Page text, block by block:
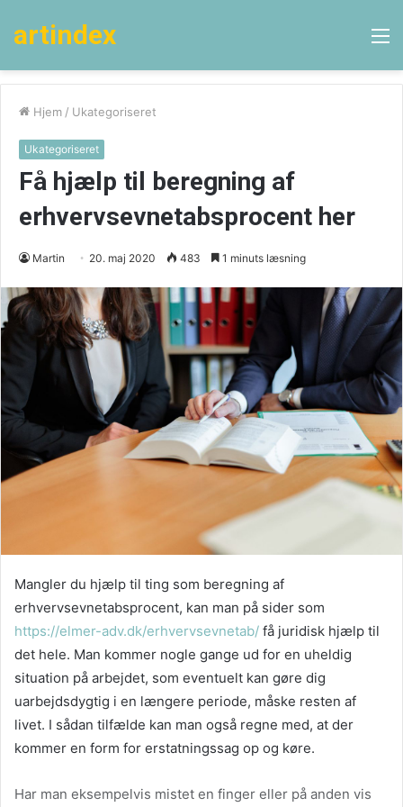
artindex
Hjem / Ukategoriseret
Ukategoriseret
Få hjælp til beregning af
erhvervsevnetabsprocent her
Martin 20. maj 2020 483 1 minuts læsning
Mangler du hjælp til ting som beregning af
erhvervsevnetabsprocent, kan man på sider som
https://elmer-adv.dk/erhvervsevnetab/ få juridisk hjælp til
det hele. Man kommer nogle gange ud for en uheldig
situation på arbejdet, som eventuelt kan gøre dig
uarbejdsdygtig i en længere periode, måske resten af
livet. I sådan tilfælde kan man også regne med, at der
kommer en form for erstatningssag op og køre.
Har man eksempelvis mistet en finger eller på anden vis